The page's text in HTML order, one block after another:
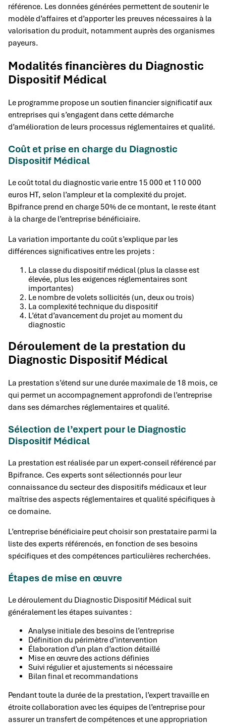
référence. Les données générées permettent de soutenir le
modèle d’affaires et d’apporter les preuves nécessaires à la
valorisation du produit, notamment auprès des organismes
payeurs.
Modalités financières du Diagnostic
Dispositif Médical
Le programme propose un soutien financier significatif aux
entreprises qui s’engagent dans cette démarche
d’amélioration de leurs processus réglementaires et qualité.
Coût et prise en charge du Diagnostic
Dispositif Médical
Le coût total du diagnostic varie entre 15 000 et 110 000
euros HT, selon l’ampleur et la complexité du projet.
Bpifrance prend en charge 50% de ce montant, le reste étant
à la charge de l’entreprise bénéficiaire.
La variation importante du coût s’explique par les
différences significatives entre les projets :
La classe du dispositif médical (plus la classe est
élevée, plus les exigences réglementaires sont
importantes)
Le nombre de volets sollicités (un, deux ou trois)
La complexité technique du dispositif
L’état d’avancement du projet au moment du
diagnostic
Déroulement de la prestation du
Diagnostic Dispositif Médical
La prestation s’étend sur une durée maximale de 18 mois, ce
qui permet un accompagnement approfondi de l’entreprise
dans ses démarches réglementaires et qualité.
Sélection de l’expert pour le Diagnostic
Dispositif Médical
La prestation est réalisée par un expert-conseil référencé par
Bpifrance. Ces experts sont sélectionnés pour leur
connaissance du secteur des dispositifs médicaux et leur
maîtrise des aspects réglementaires et qualité spécifiques à
ce domaine.
L’entreprise bénéficiaire peut choisir son prestataire parmi la
liste des experts référencés, en fonction de ses besoins
spécifiques et des compétences particulières recherchées.
Étapes de mise en œuvre
Le déroulement du Diagnostic Dispositif Médical suit
généralement les étapes suivantes :
Analyse initiale des besoins de l’entreprise
Définition du périmètre d’intervention
Élaboration d’un plan d’action détaillé
Mise en œuvre des actions définies
Suivi régulier et ajustements si nécessaire
Bilan final et recommandations
Pendant toute la durée de la prestation, l’expert travaille en
étroite collaboration avec les équipes de l’entreprise pour
assurer un transfert de compétences et une appropriation